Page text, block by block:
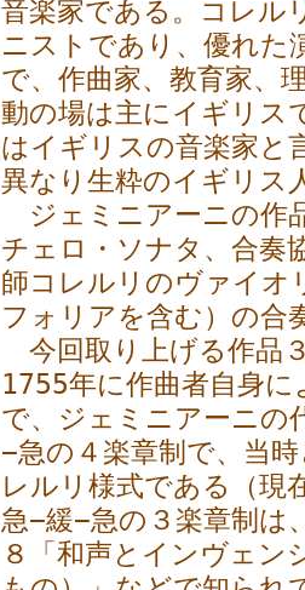
音楽家である。コレル
ニストであり、優れた
で、作曲家、教育家、
動の場は主にイギリス
はイギリスの音楽家と
異なり生粋のイギリス
ジェミニアーニの作
チェロ・ソナタ、合奏
師コレルリのヴァイオ
フォリアを含む）の合
今回取り上げる作品
1755年に作曲者自身
で、ジェミニアーニの
−急の４楽章制で、当
レルリ様式である（現
急−緩−急の３楽章制は
８「和声とインヴェン